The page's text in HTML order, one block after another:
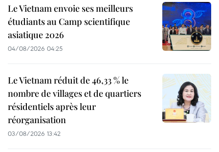
Le Vietnam envoie ses meilleurs
étudiants au Camp scientifique
asiatique 2026
04/08/2026 04:25
Le Vietnam réduit de 46,33 % le
nombre de villages et de quartiers
résidentiels après leur
réorganisation
03/08/2026 13:42